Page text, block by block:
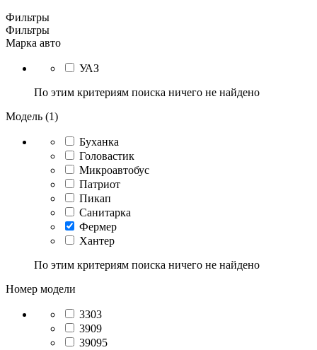
Фильтры
Фильтры
Марка авто
УАЗ
По этим критериям поиска ничего не найдено
Модель (1)
Буханка
Головастик
Микроавтобус
Патриот
Пикап
Санитарка
Фермер
Хантер
По этим критериям поиска ничего не найдено
Номер модели
3303
3909
39095